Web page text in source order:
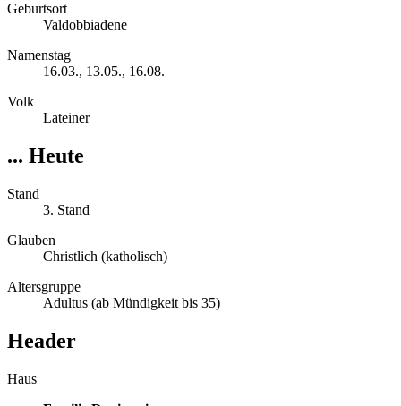
Geburtsort
Valdobbiadene
Namenstag
16.03., 13.05., 16.08.
Volk
Lateiner
... Heute
Stand
3. Stand
Glauben
Christlich (katholisch)
Altersgruppe
Adultus (ab Mündigkeit bis 35)
Header
Haus